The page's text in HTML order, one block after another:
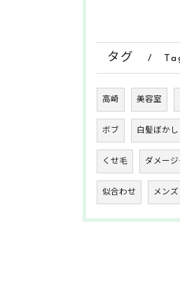
タグ
高崎 美容室
ボブ 白髪ぼかし
くせ毛 ダメージ
似合わせ メンズ